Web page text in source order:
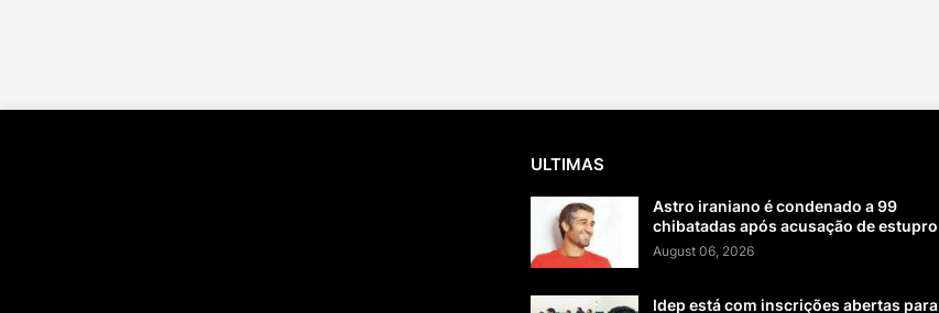
ULTIMAS
Astro iraniano é condenado a 99
chibatadas após acusação de estupro
August 06, 2026
Idep está com inscrições abertas para